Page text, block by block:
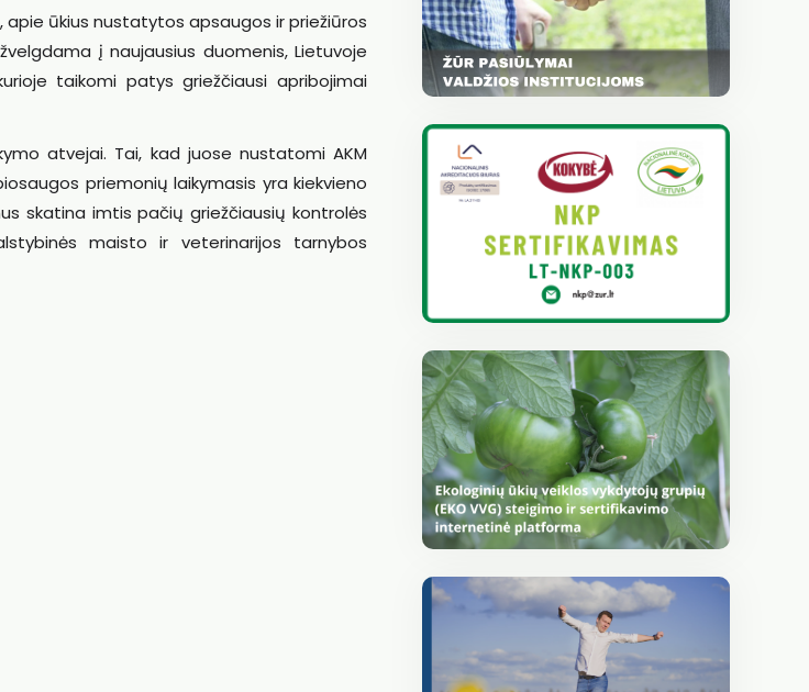
ūkius nustatytos apsaugos ir priežiūros
į naujausius duomenis, Lietuvoje
taikomi patys griežčiausi apribojimai
atvejai. Tai, kad juose nustatomi AKM
priemonių laikymasis yra kiekvieno
skatina imtis pačių griežčiausių kontrolės
maisto ir veterinarijos tarnybos